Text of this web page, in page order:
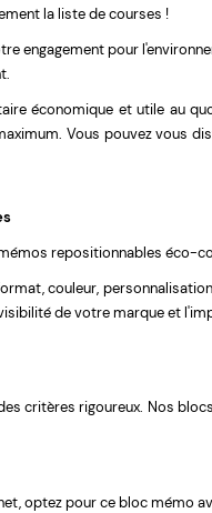
la liste de courses !
engagement pour
économique et utile au
Vous pouvez vous
repositionnables éco-
couleur,
de votre marque et
critères rigoureux. Nos
optez pour ce bloc mémo